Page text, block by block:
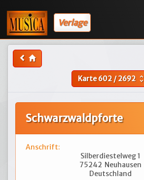
Verlage
Karte602/2692 unfold_more
Schwarzwaldpforte
Anschrift:
Silberdiestelweg 1
75242 Neuhausen
Deutschland